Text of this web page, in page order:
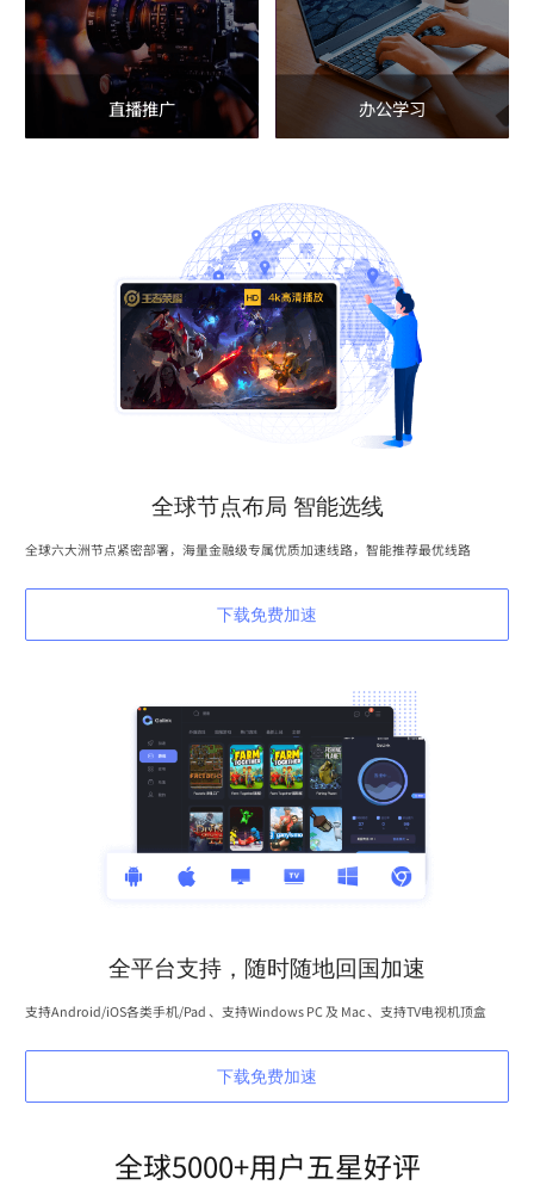
直播推广 办公学习
全球节点布局 智能选线
全球六大洲节点紧密部署，海量金融级专属优质加速线路，智能推荐最优线路
下载免费加速
全平台支持，随时随地回国加速
支持Android/iOS各类手机/Pad 、支持Windows PC 及 Mac 、支持TV电视机顶盒
下载免费加速
全球5000+用户五星好评